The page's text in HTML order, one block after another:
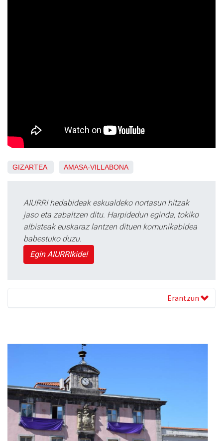
GIZARTEA AMASA-VILLABONA
AIURRI hedabideak eskualdeko nortasun hitzak
jaso eta zabaltzen ditu. Harpidedun eginda, tokiko
albisteak euskaraz lantzen dituen komunikabidea
babestuko duzu.
Egin AIURRIkide!
Erantzun